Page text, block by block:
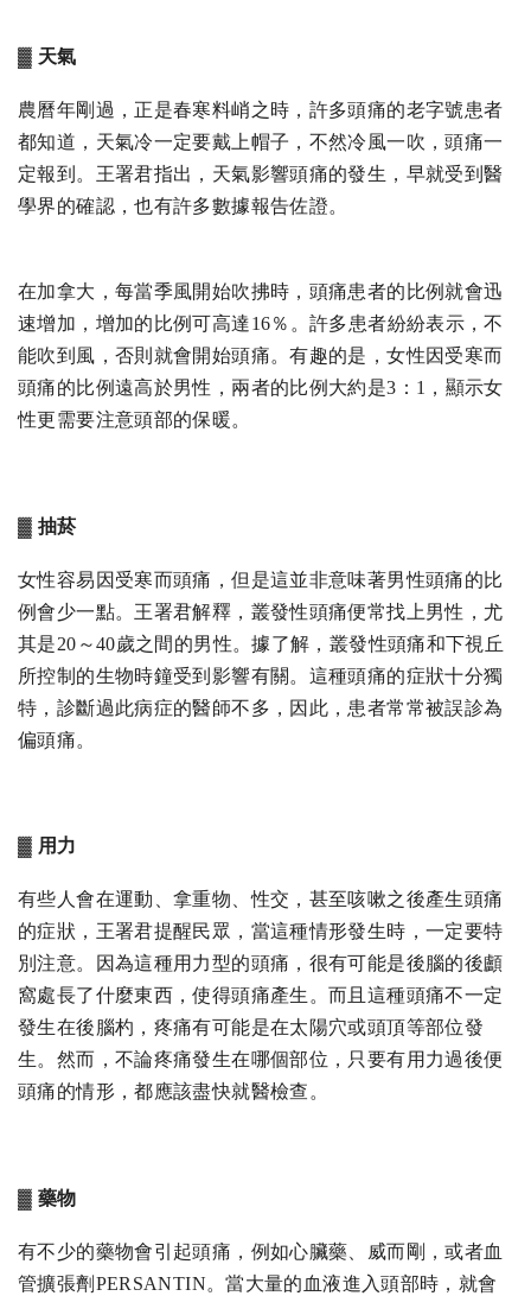
▓ 天氣
農曆年剛過，正是春寒料峭之時，許多頭痛的老字號患者
都知道，天氣冷一定要戴上帽子，不然冷風一吹，頭痛一
定報到。王署君指出，天氣影響頭痛的發生，早就受到醫
學界的確認，也有許多數據報告佐證。
在加拿大，每當季風開始吹拂時，頭痛患者的比例就會迅
速增加，增加的比例可高達16％。許多患者紛紛表示，不
能吹到風，否則就會開始頭痛。有趣的是，女性因受寒而
頭痛的比例遠高於男性，兩者的比例大約是3：1，顯示女
性更需要注意頭部的保暖。
▓ 抽菸
女性容易因受寒而頭痛，但是這並非意味著男性頭痛的比
例會少一點。王署君解釋，叢發性頭痛便常找上男性，尤
其是20～40歲之間的男性。據了解，叢發性頭痛和下視丘
所控制的生物時鐘受到影響有關。這種頭痛的症狀十分獨
特，診斷過此病症的醫師不多，因此，患者常常被誤診為
偏頭痛。
▓ 用力
有些人會在運動、拿重物、性交，甚至咳嗽之後產生頭痛
的症狀，王署君提醒民眾，當這種情形發生時，一定要特
別注意。因為這種用力型的頭痛，很有可能是後腦的後顱
窩處長了什麼東西，使得頭痛產生。而且這種頭痛不一定
發生在後腦杓，疼痛有可能是在太陽穴或頭頂等部位發
生。然而，不論疼痛發生在哪個部位，只要有用力過後便
頭痛的情形，都應該盡快就醫檢查。
▓ 藥物
有不少的藥物會引起頭痛，例如心臟藥、威而剛，或者血
管擴張劑PERSANTIN。當大量的血液進入頭部時，就會